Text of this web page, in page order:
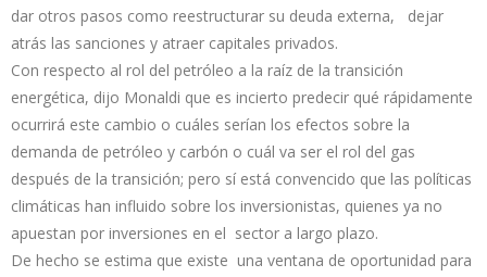
dar otros pasos como reestructurar su deuda externa, dejar
atrás las sanciones y atraer capitales privados.
Con respecto al rol del petróleo a la raíz de la transición
energética, dijo Monaldi que es incierto predecir qué rápidamente
ocurrirá este cambio o cuáles serían los efectos sobre la
demanda de petróleo y carbón o cuál va ser el rol del gas
después de la transición; pero sí está convencido que las políticas
climáticas han influido sobre los inversionistas, quienes ya no
apuestan por inversiones en el sector a largo plazo.
De hecho se estima que existe una ventana de oportunidad para